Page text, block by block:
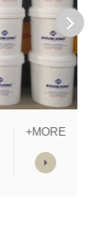
+MORE